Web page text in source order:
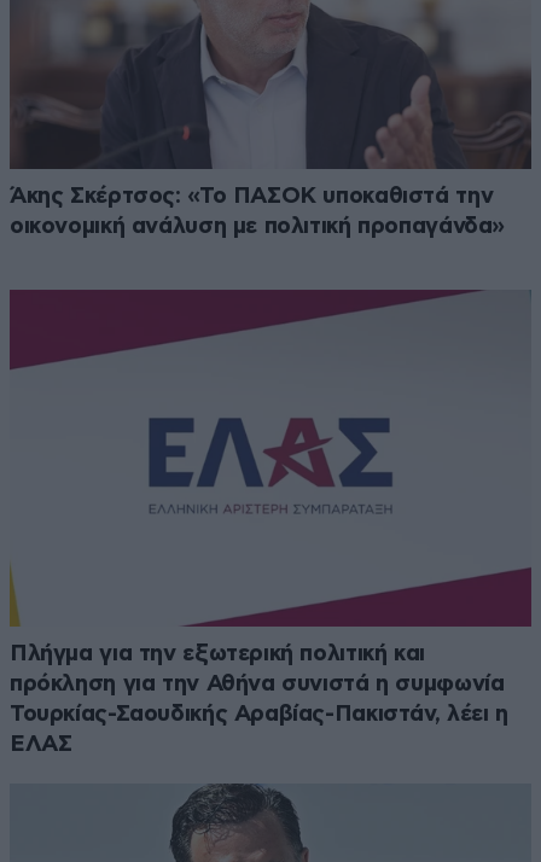
Άκης Σκέρτσος: «Το ΠΑΣΟΚ υποκαθιστά την
οικονομική ανάλυση με πολιτική προπαγάνδα»
Πλήγμα για την εξωτερική πολιτική και
πρόκληση για την Αθήνα συνιστά η συμφωνία
Τουρκίας-Σαουδικής Αραβίας-Πακιστάν, λέει η
ΕΛΑΣ